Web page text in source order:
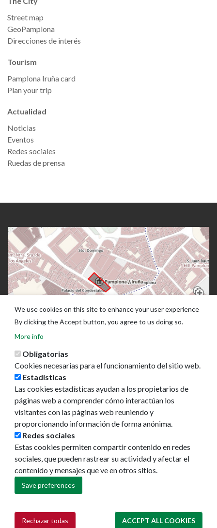
Street map
GeoPamplona
Direcciones de interés
Tourism
Pamplona Iruña card
Plan your trip
Actualidad
Noticias
Eventos
Redes sociales
Ruedas de prensa
Ayuntamiento de Pamplona
Plaza Consistorial, s/n
31001 - Pamplona
948 420 100
pamplona@pamplona.es
Footer
menu
Aviso legal
Política de cookies
We use cookies on this site to enhance your user experience
By clicking the Accept button, you agree to us doing so.
More info
Obligatorias
Cookies necesarias para el funcionamiento del sitio web.
Estadísticas
Las cookies estadísticas ayudan a los propietarios de
páginas web a comprender cómo interactúan los
visitantes con las páginas web reuniendo y
proporcionando información de forma anónima.
Redes sociales
Estas cookies permiten compartir contenido en redes
sociales, que pueden rastrear su actividad y afectar el
contenido y mensajes que ve en otros sitios.
Save preferences
Rechazar todas ACCEPT ALL COOKIES
Withdraw consent